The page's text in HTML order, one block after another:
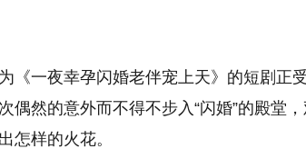
《一夜幸孕闪婚老伴宠上天》的短剧正
偶然的意外而不得不步入“闪婚”的殿堂
怎样的火花。